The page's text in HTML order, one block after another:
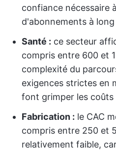
confiance nécessaire
d'abonnements à
Santé : ce secteur
compris entre 600 et
complexité du
exigences strictes en
font grimper les coûts
Fabrication : le CAC
compris entre 250 et
relativement faible,